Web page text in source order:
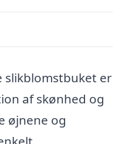
slikblomstbuket er
af skønhed og
øjnene og